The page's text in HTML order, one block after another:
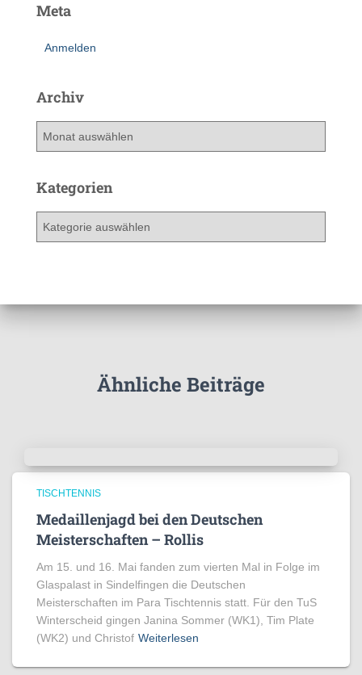
Meta
Anmelden
Archiv
h
Kategorien
o
Ähnliche Beiträge
TISCHTENNIS
Medaillenjagd bei den Deutschen
Meisterschaften – Rollis
Am 15. und 16. Mai fanden zum vierten Mal in Folge im
Glaspalast in Sindelfingen die Deutschen
Meisterschaften im Para Tischtennis statt. Für den TuS
Winterscheid gingen Janina Sommer (WK1), Tim Plate
(WK2) und Christof Weiterlesen